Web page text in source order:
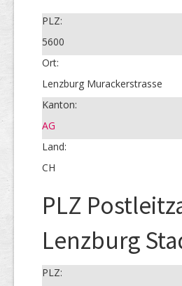
PLZ:
5600
Ort:
Lenzburg Murackerstrasse
Kanton:
AG
Land:
CH
PLZ
Lenzburg
PLZ: